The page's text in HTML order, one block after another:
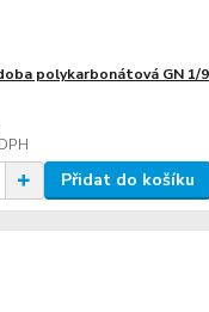
polykarbonátová GN 1/9
Přidat do košíku